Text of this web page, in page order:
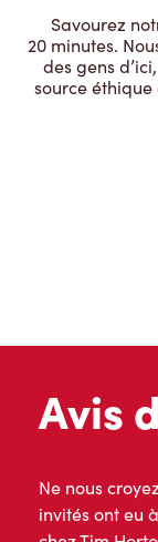
Savourez
20 minutes.
des gens
source
Avis
Ne nous
invités ont eu